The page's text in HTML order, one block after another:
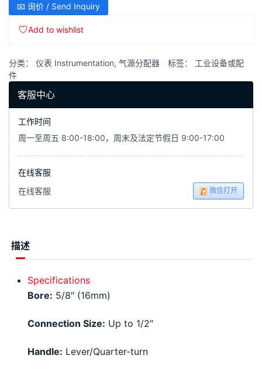
📧 询价 / Send Inquiry
Add to wishlist
分类： 仪表 Instrumentation, 气源分配器 标签： 工业设备或配
件
客服中心
工作时间
周一至周五 8:00-18:00，周末及法定节假日 9:00-17:00
在线客服
在线客服
微信打开
描述
Specifications
Bore: 5/8″ (16mm)
Connection Size: Up to 1/2″
Handle: Lever/Quarter-turn